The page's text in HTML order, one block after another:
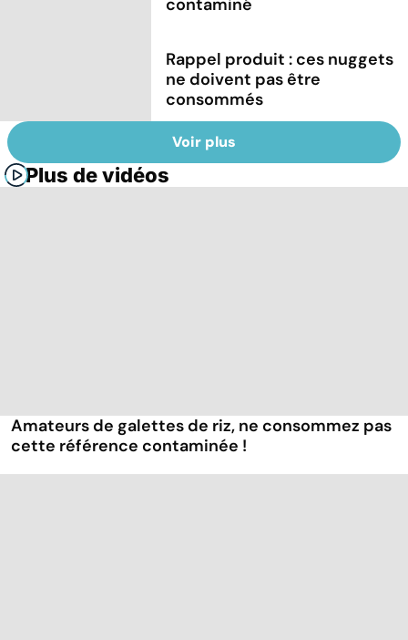
Rappel produit : ces nuggets
ne doivent pas être
consommés
Voir plus
Plus de vidéos
Amateurs de galettes de riz, ne consommez pas
cette référence contaminée !